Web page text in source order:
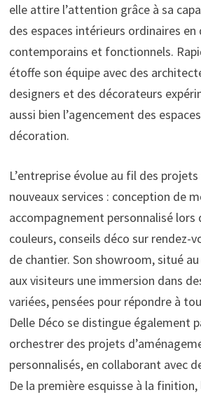
elle attire l’attention grâce à sa
des espaces intérieurs ordinaires en
contemporains et fonctionnels.
étoffe son équipe avec des
designers et des décorateurs
aussi bien l’agencement des
décoration.
L’entreprise évolue au fil des
nouveaux services : conception de
accompagnement personnalisé lors
couleurs, conseils déco sur rendez-
de chantier. Son showroom, situé
aux visiteurs une immersion dans
variées, pensées pour répondre à
Delle Déco se distingue également
orchestrer des projets
personnalisés, en collaborant avec
De la première esquisse à la